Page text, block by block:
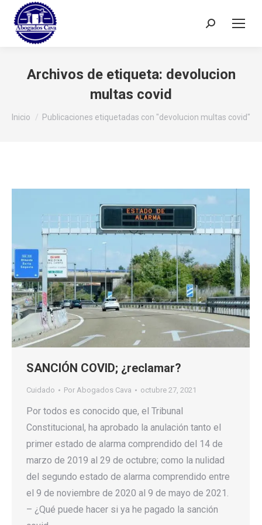
Buscar:
Archivos de etiqueta: devolucion
multas covid
Estás aquí:
Inicio Publicaciones etiquetadas con "devolucion multas covid"
SANCIÓN COVID; ¿reclamar?
Cuidado Por Abogados Cava octubre 27, 2021
Por todos es conocido que, el Tribunal
Constitucional, ha aprobado la anulación tanto el
primer estado de alarma comprendido del 14 de
marzo de 2019 al 29 de octubre; como la nulidad
del segundo estado de alarma comprendido entre
el 9 de noviembre de 2020 al 9 de mayo de 2021.
– ¿Qué puede hacer si ya he pagado la sanción